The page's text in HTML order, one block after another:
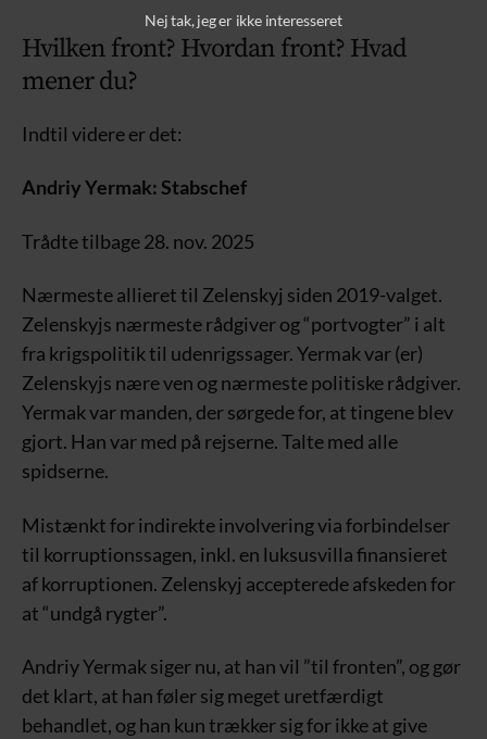
Hvilken front? Hvordan front? Hvad
mener du?
Indtil videre er det:
Andriy Yermak: Stabschef
Trådte tilbage 28. nov. 2025
Nærmeste allieret til Zelenskyj siden 2019-valget.
Zelenskyjs nærmeste rådgiver og “portvogter” i alt
fra krigspolitik til udenrigssager. Yermak var (er)
Zelenskyjs nære ven og nærmeste politiske rådgiver.
Yermak var manden, der sørgede for, at tingene blev
gjort. Han var med på rejserne. Talte med alle
spidserne.
Mistænkt for indirekte involvering via forbindelser
til korruptionssagen, inkl. en luksusvilla finansieret
af korruptionen. Zelenskyj accepterede afskeden for
at “undgå rygter”.
Andriy Yermak siger nu, at han vil ”til fronten”, og gør
det klart, at han føler sig meget uretfærdigt
behandlet, og han kun trækker sig for ikke at give
Nej tak, jeg er ikke interesseret